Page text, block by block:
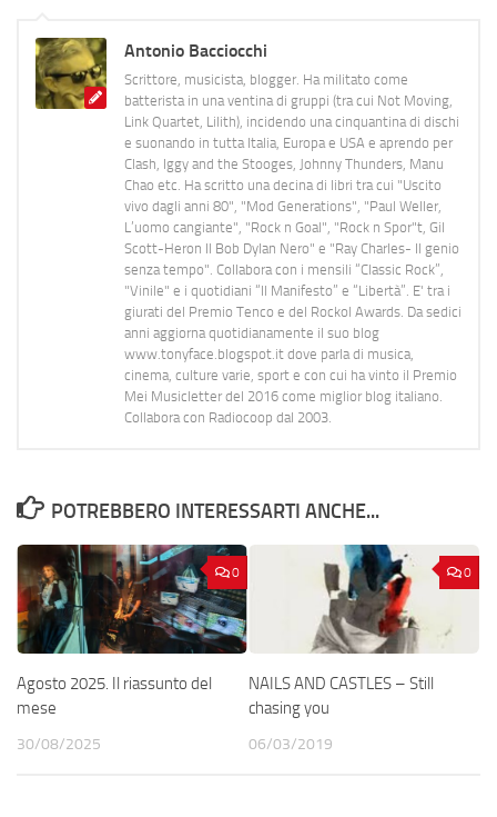
Antonio Bacciocchi
Scrittore, musicista, blogger. Ha militato come
batterista in una ventina di gruppi (tra cui Not Moving,
Link Quartet, Lilith), incidendo una cinquantina di dischi
e suonando in tutta Italia, Europa e USA e aprendo per
Clash, Iggy and the Stooges, Johnny Thunders, Manu
Chao etc. Ha scritto una decina di libri tra cui "Uscito
vivo dagli anni 80", "Mod Generations", "Paul Weller,
L’uomo cangiante", "Rock n Goal", "Rock n Spor"t, Gil
Scott-Heron Il Bob Dylan Nero" e "Ray Charles- Il genio
senza tempo". Collabora con i mensili “Classic Rock”,
"Vinile" e i quotidiani “Il Manifesto” e “Libertà”. E' tra i
giurati del Premio Tenco e del Rockol Awards. Da sedici
anni aggiorna quotidianamente il suo blog
www.tonyface.blogspot.it dove parla di musica,
cinema, culture varie, sport e con cui ha vinto il Premio
Mei Musicletter del 2016 come miglior blog italiano.
Collabora con Radiocoop dal 2003.
POTREBBERO INTERESSARTI ANCHE...
0
Agosto 2025. Il riassunto del
mese
30/08/2025
0
NAILS AND CASTLES – Still
chasing you
06/03/2019